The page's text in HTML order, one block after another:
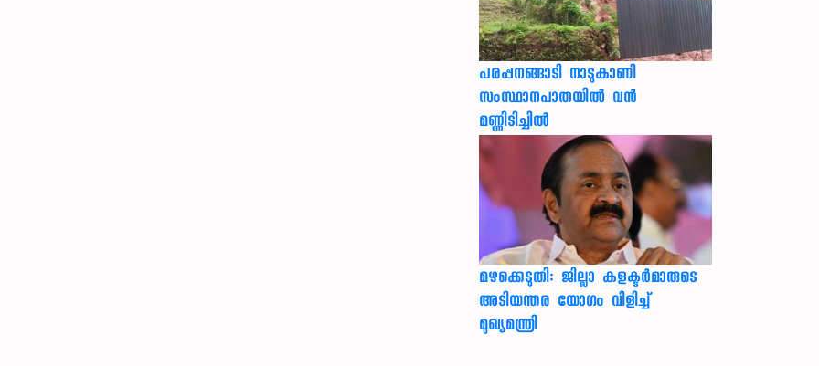
പരപ്പനങ്ങാടി നാടുകാണി
സംസ്ഥാനപാതയില്‍ വന്‍
മണ്ണിടിച്ചില്‍
മഴക്കെടുതി: ജില്ലാ കളക്ടർമാരുടെ
അടിയന്തര യോഗം വിളിച്ച്
മുഖ്യമന്ത്രി